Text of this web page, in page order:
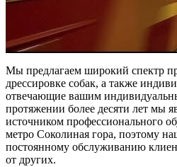
Мы предлагаем широкий спектр
дрессировке собак, а также
отвечающие вашим
протяжении более десяти лет мы
источником профессионального
метро Соколиная гора, поэтому
постоянному обслуживанию
от других.